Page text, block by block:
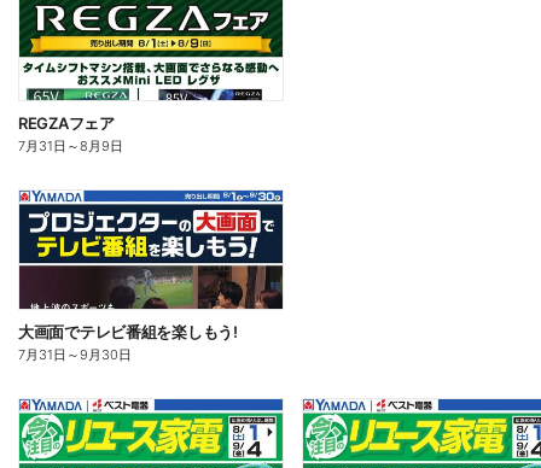
REGZAフェア
7月31日 ～8月9日
大画面でテレビ番組を楽しもう!
7月31日 ～9月30日